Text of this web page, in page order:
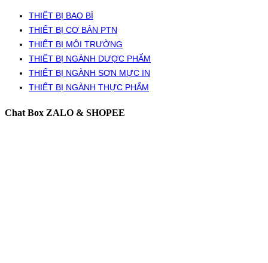
THIẾT BỊ BAO BÌ
THIẾT BỊ CƠ BẢN PTN
THIẾT BỊ MÔI TRƯỜNG
THIẾT BỊ NGÀNH DƯỢC PHẨM
THIẾT BỊ NGÀNH SƠN MỰC IN
THIẾT BỊ NGÀNH THỰC PHẨM
Chat Box ZALO & SHOPEE